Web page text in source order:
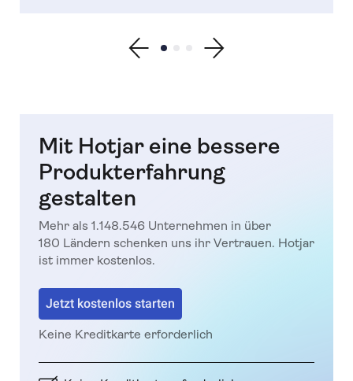
Show previous testimonial
Show testimonial 1
Show testimonial 2
Show testimonial 3
Show next testimonial
Mit Hotjar eine bessere
Produkterfahrung
gestalten
Mehr als 1.148.546 Unternehmen in über
180 Ländern schenken uns ihr Vertrauen. Hotjar
ist immer kostenlos.
Jetzt kostenlos starten
Keine Kreditkarte erforderlich